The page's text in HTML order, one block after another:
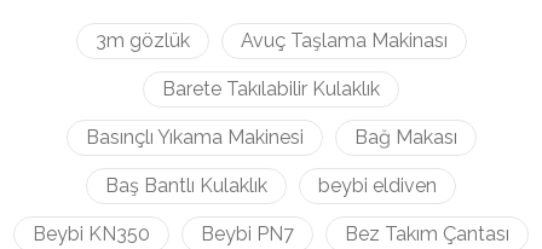
3m gözlük Avuç Taşlama Makinası
Barete Takılabilir Kulaklık
Basınçlı Yıkama Makinesi Bağ Makası
Baş Bantlı Kulaklık beybi eldiven
Beybi KN350 Beybi PN7 Bez Takım Çantası